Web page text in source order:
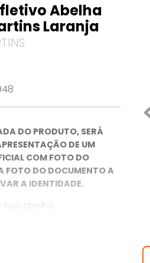
Abelha
Laranja
DO PRODUTO, SERÁ
DE UM
COM FOTO DO
FOTO DO DOCUMENTO A
A IDENTIDADE.
tipo abelha,
refletivas na frente e